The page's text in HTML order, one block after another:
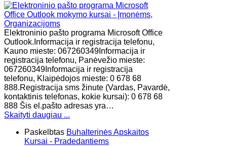
Elektroninio pašto programa Microsoft Office
Outlook.Informacija ir registracija telefonu,
Kauno mieste: 067260349Informacija ir
registracija telefonu, Panėvežio mieste:
067260349Informacija ir registracija
telefonu, Klaipėdojos mieste: 0 678 68
888.Registracija sms žinute (Vardas, Pavardė,
kontaktinis telefonas, kokie kursai): 0 678 68
888 Šis el.pašto adresas yra…
Skaityti daugiau ...
Paskelbtas Buhalterinės Apskaitos
Kursai - Pradedantiems